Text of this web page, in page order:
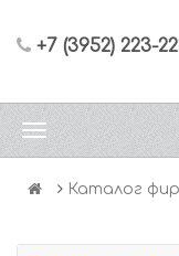
+7 (3952)
Каталог